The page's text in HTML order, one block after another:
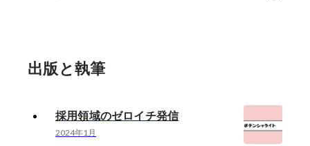
出版と執筆
採用領域のゼロイチ発信
2024年1月